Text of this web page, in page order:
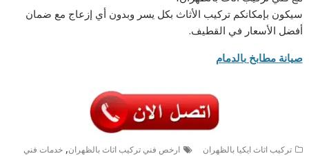
سيكون بإمكانكم تركيب الأثاث بكل يسر وبدون أي إزعاج مع ضمان
أفضل الأسعار في القطيف.
صيانة مطابخ بالدمام
تركيب اثاث ايكيا بالظهران ارخص فني تركيب اثاث بالظهران,خدمات فني